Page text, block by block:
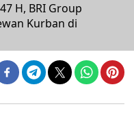
H, BRI Group
Kurban di